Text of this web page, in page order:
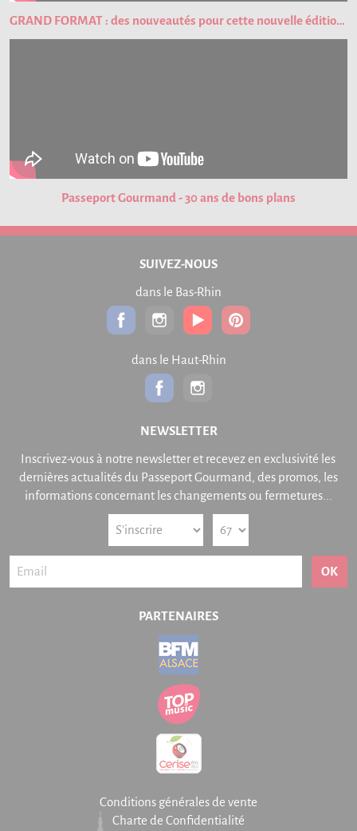
GRAND FORMAT : des nouveautés pour cette nouvelle édition du Passeport Gourmand !
Passeport Gourmand - 30 ans de bons plans
SUIVEZ-NOUS
dans le Bas-Rhin
dans le Haut-Rhin
NEWSLETTER
Inscrivez-vous à notre newsletter et recevez en exclusivité les
dernières actualités du Passeport Gourmand, des promos, les
informations concernant les changements ou fermetures...
OK
PARTENAIRES
Conditions générales de vente
Charte de Confidentialité